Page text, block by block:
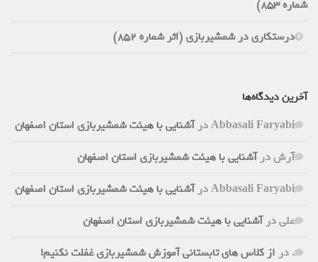
شماره 853)
درستکاری در شمشیربازی (اثر شماره 852)
آخرین دیدگاه‌ها
Abbasali Faryabiدرآشنایی با هیئت شمشیربازی استان اصفهان
آرشدرآشنایی با هیئت شمشیربازی استان اصفهان
Abbasali Faryabiدرآشنایی با هیئت شمشیربازی استان اصفهان
علیدرآشنایی با هیئت شمشیربازی استان اصفهان
. در از کلاس های تابستانی آموزش شمشیربازی غفلت نکنیم!